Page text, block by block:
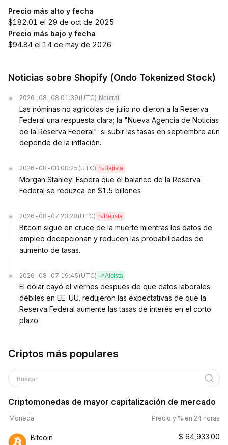
Precio más alto y fecha
$182.01 el 29 de oct de 2025
Precio más bajo y fecha
$94.84 el 14 de may de 2026
Noticias sobre Shopify (Ondo Tokenized Stock)
2026-08-08 01:39 (UTC) Neutral
Las nóminas no agrícolas de julio no dieron a la Reserva
Federal una respuesta clara; la "Nueva Agencia de Noticias
de la Reserva Federal": si subir las tasas en septiembre aún
depende de la inflación.
2026-08-08 00:25 (UTC) Bajista
Morgan Stanley: Espera que el balance de la Reserva
Federal se reduzca en $1.5 billones
2026-08-07 23:28 (UTC) Bajista
Bitcoin sigue en cruce de la muerte mientras los datos de
empleo decepcionan y reducen las probabilidades de
aumento de tasas.
2026-08-07 19:45 (UTC) Alcista
El dólar cayó el viernes después de que datos laborales
débiles en EE. UU. redujeron las expectativas de que la
Reserva Federal aumente las tasas de interés en el corto
plazo.
Criptos más populares
Buscar
Criptomonedas de mayor capitalización de mercado
Moneda Precio y % en 24 horas
Bitcoin $ 64,933.00